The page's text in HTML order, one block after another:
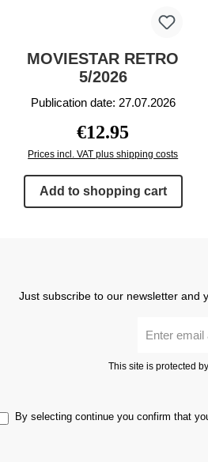
MOVIESTAR RETRO
5/2026
Publication date: 27.07.2026
Regular price:
€12.95
Prices incl. VAT plus shipping costs
Add to shopping cart
Just subscribe to our newsletter and
address
This site is protected
By selecting continue you confirm that